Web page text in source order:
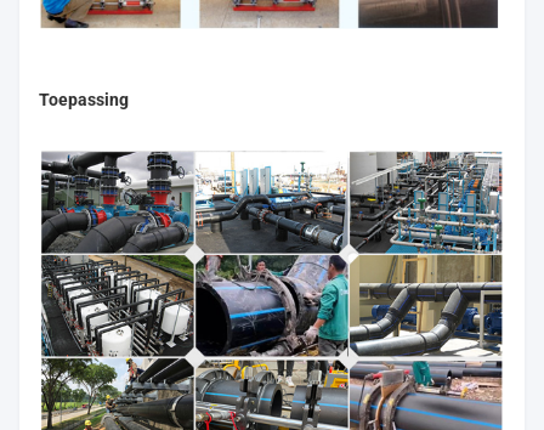
Toepassing